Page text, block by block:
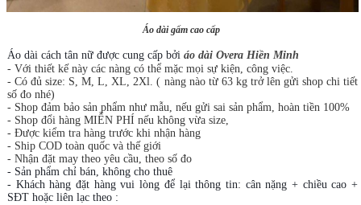
Áo dài gấm cao cấp
Áo dài cách tân nữ được cung cấp bởi áo dài Overa Hiền Minh
- Với thiết kế này các nàng có thể mặc mọi sự kiện, công việc.
- Có đủ size: S, M, L, XL, 2Xl. ( nàng nào từ 63 kg trở lên gửi shop chi tiết
số đo nhé)
- Shop đảm bảo sản phẩm như mẫu, nếu gửi sai sản phẩm, hoàn tiền 100%
- Shop đổi hàng MIỄN PHÍ nếu không vừa size,
- Được kiểm tra hàng trước khi nhận hàng
- Ship COD toàn quốc và thế giới
- Nhận đặt may theo yêu cầu, theo số đo
- Sản phẩm chỉ bán, không cho thuê
- Khách hàng đặt hàng vui lòng để lại thông tin: cân nặng + chiều cao +
SĐT hoặc liên lạc theo :